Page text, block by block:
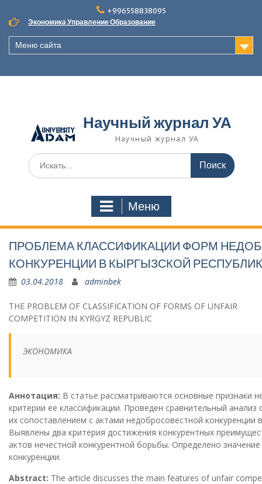
+996558838095
Экономика Управление Образование
Меню сайта
Научный журнал УА
Научный журнал УА
Поиск
для:
Меню
ПРОБЛЕМА КЛАССИФИКАЦИИ ФОРМ
КОНКУРЕНЦИИ В КЫРГЫЗСКОЙ
03.04.2018 adminbek
THE PROBLEM OF CLASSIFICATION OF FORMS OF UNFAIR
COMPETITION IN KYRGYZ REPUBLIC
ЭКОНОМИКА
Аннотация: В статье рассматриваются основные признаки
критерии ее классификации. Проведен сравнительный
их сопоставлением с актами недобросовестной конкуренции
Выявлены два критерия достижения конкурентных
актов нечестной конкурентной борьбы. Определено
конкуренции.
Abstract: The article discusses the main features of unfair